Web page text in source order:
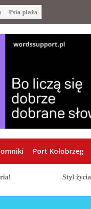
Psia plaża
Port Kołobrzeg
Styl życia